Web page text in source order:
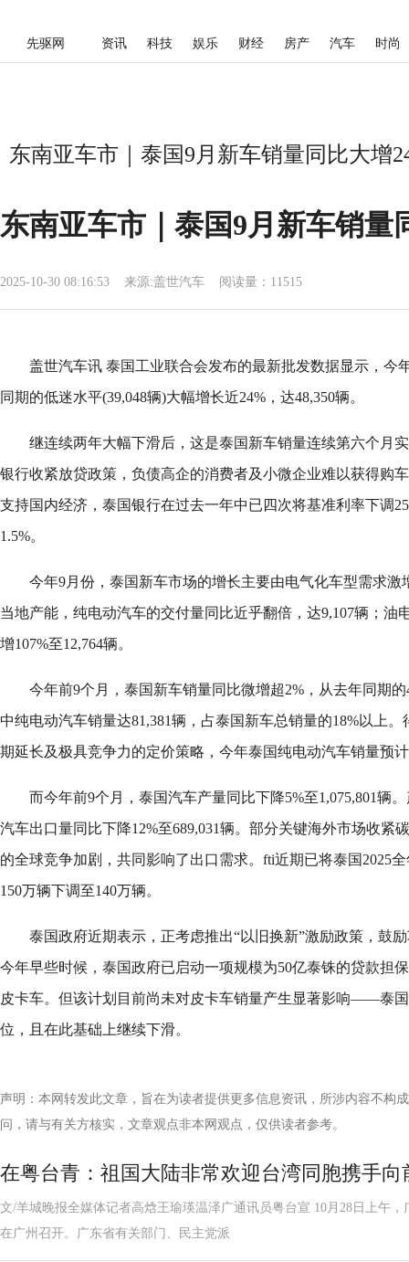
先驱网 资讯 科技 娱乐 财经 房产 汽车 时尚
东南亚车市｜泰国9月新车销量同比大增
东南亚车市｜泰国9月新车销量
2025-10-30 08:16:53 来源:盖世汽车 阅读量：11515
盖世汽车讯 泰国工业联合会发布的最新批发数据显示，今
同期的低迷水平(39,048辆)大幅增长近24%，达48,350辆。
继连续两年大幅下滑后，这是泰国新车销量连续第六个月
银行收紧放贷政策，负债高企的消费者及小微企业难以获得购
支持国内经济，泰国银行在过去一年中已四次将基准利率下调
1.5%。
今年9月份，泰国新车市场的增长主要由电气化车型需求激
当地产能，纯电动汽车的交付量同比近乎翻倍，达9,107辆；油
增107%至12,764辆。
今年前9个月，泰国新车销量同比微增超2%，从去年同期的
中纯电动汽车销量达81,381辆，占泰国新车总销量的18%以上
期延长及极具竞争力的定价策略，今年泰国纯电动汽车销量预
而今年前9个月，泰国汽车产量同比下降5%至1,075,801辆
汽车出口量同比下降12%至689,031辆。部分关键海外市场收紧
的全球竞争加剧，共同影响了出口需求。fti近期已将泰国2025
150万辆下调至140万辆。
泰国政府近期表示，正考虑推出“以旧换新”激励政策，鼓
今年早些时候，泰国政府已启动一项规模为50亿泰铢的贷款担
皮卡车。但该计划目前尚未对皮卡车销量产生显著影响——泰
位，且在此基础上继续下滑。
声明：本网转发此文章，旨在为读者提供更多信息资讯，所涉内容不构
问，请与有关方核实，文章观点非本网观点，仅供读者参考。
在粤台青：祖国大陆非常欢迎台湾同胞携手向
文/羊城晚报全媒体记者高焓王瑜瑛温泽广通讯员粤台宣 10月28日上午
在广州召开。广东省有关部门、民主党派